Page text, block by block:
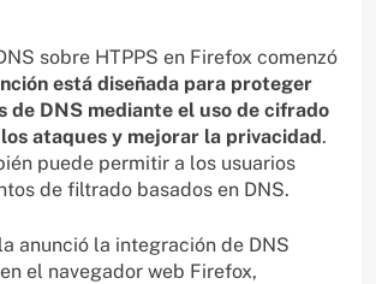
sobre HTPPS en Firefox comenzó
está diseñada para proteger
de DNS mediante el uso de cifrado
ataques y mejorar la privacidad.
puede permitir a los usuarios
de filtrado basados en DNS.
anunció la integración de DNS
el navegador web Firefox,